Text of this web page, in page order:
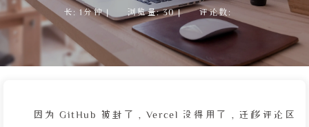
长: 1分钟 | 浏览量: 30 | 评论数:
因为 GitHub 被封了，Vercel 没得用了，迁移评论区